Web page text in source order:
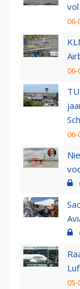
06-
06-
06-
05-